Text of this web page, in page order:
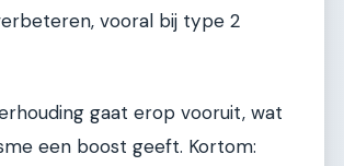
vooral bij type 2
gaat erop vooruit, wat
een boost geeft. Kortom: